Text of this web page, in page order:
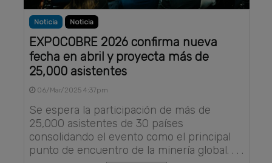
Noticia Noticia
EXPOCOBRE 2026 confirma nueva
fecha en abril y proyecta más de
25,000 asistentes
06/Mar/2025 4:37pm
Se espera la participación de más de
25,000 asistentes de 30 países
consolidando el evento como el principal
punto de encuentro de la minería global. . . .